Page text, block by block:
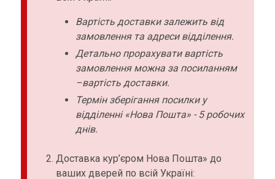
Вартість доставки залежить від
замовлення та адреси відділення.
Детально прорахувати вартість
замовлення можна за посиланням
–вартість доставки.
Термін зберігання посилки у
відділенні «Нова Пошта» - 5 робочих
днів.
Доставка кур’єром Нова Пошта» до
ваших дверей по всій Україні: